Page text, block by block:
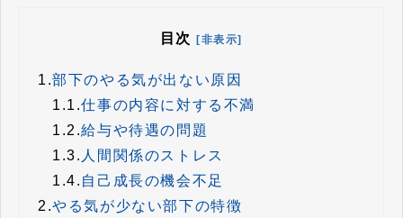
目次 [非表示]
1.部下のやる気が出ない原因
1.1.仕事の内容に対する不満
1.2.給与や待遇の問題
1.3. 人間関係のストレス
1.4. 自己成長の機会不足
2.やる気が少ない部下の特徴